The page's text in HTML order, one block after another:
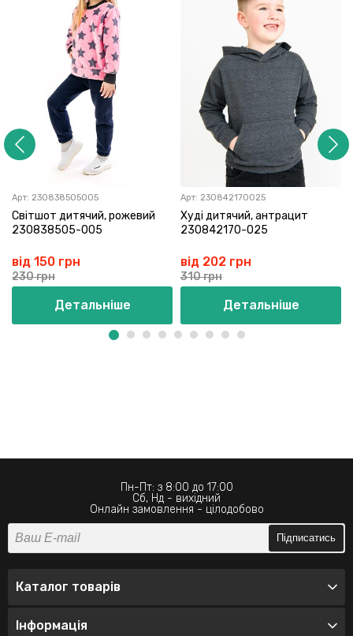
Арт: 230838505005
Світшот дитячий, рожевий
230838505-005
від 150 грн
230 грн
Детальніше
Арт: 230842170025
Худі дитячий, антрацит
230842170-025
від 202 грн
310 грн
Детальніше
Пн-Пт: з 8:00 до 17:00
Сб, Нд - вихідний
Онлайн замовлення - цілодобово
Підписатись
Каталог товарів
Інформація